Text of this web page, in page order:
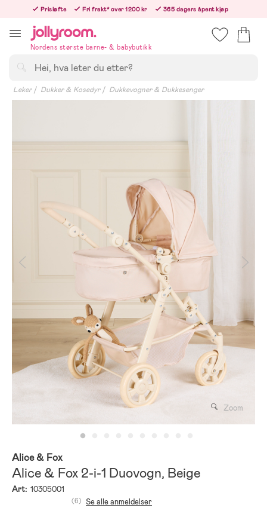
innehållet
Prisløfte Fri frakt* over 1200 kr
365 dagers åpent kjøp
Nordens største barne- & babybutikk
Leker Dukker & Kosedyr Dukkevogner & Dukkesenger
Zoom
Alice & Fox
Alice & Fox 2-i-1 Duovogn, Beige
Art: 10305001
(6) Se alle anmeldelser